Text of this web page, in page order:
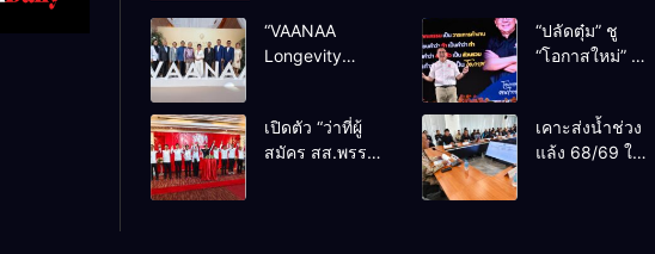
“VAANAA
Longevity
เอนต์ใหญ่สุดใน
อาเซียน
“ปลัดตุ๋ม” ชู
“โอกาสใหม่” นำ
ไม่ใช่เล่น
การเมือง
เปิดตัว “ว่าที่ผู้
สมัคร สส.พรรค
เคาะส่งน้ำช่วง
แล้ง 68/69 ใช้